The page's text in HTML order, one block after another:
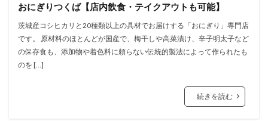
おにぎりつくば【店内飲食・テイクアウトも可能】
茨城産コシヒカリと20種類以上の具材でお届けする「おにぎり」専⾨店
です。 原材料のほとんどが国産で、梅⼲しや⾼菜漬け、⾟⼦明太⼦など
の保存⾷も、添加物や着⾊料に頼らない伝統的製法によって作られたも
のを […]
続きを読む